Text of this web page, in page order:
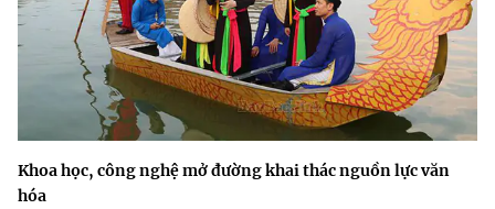
Khoa học, công nghệ mở đường khai thác nguồn lực văn
hóa